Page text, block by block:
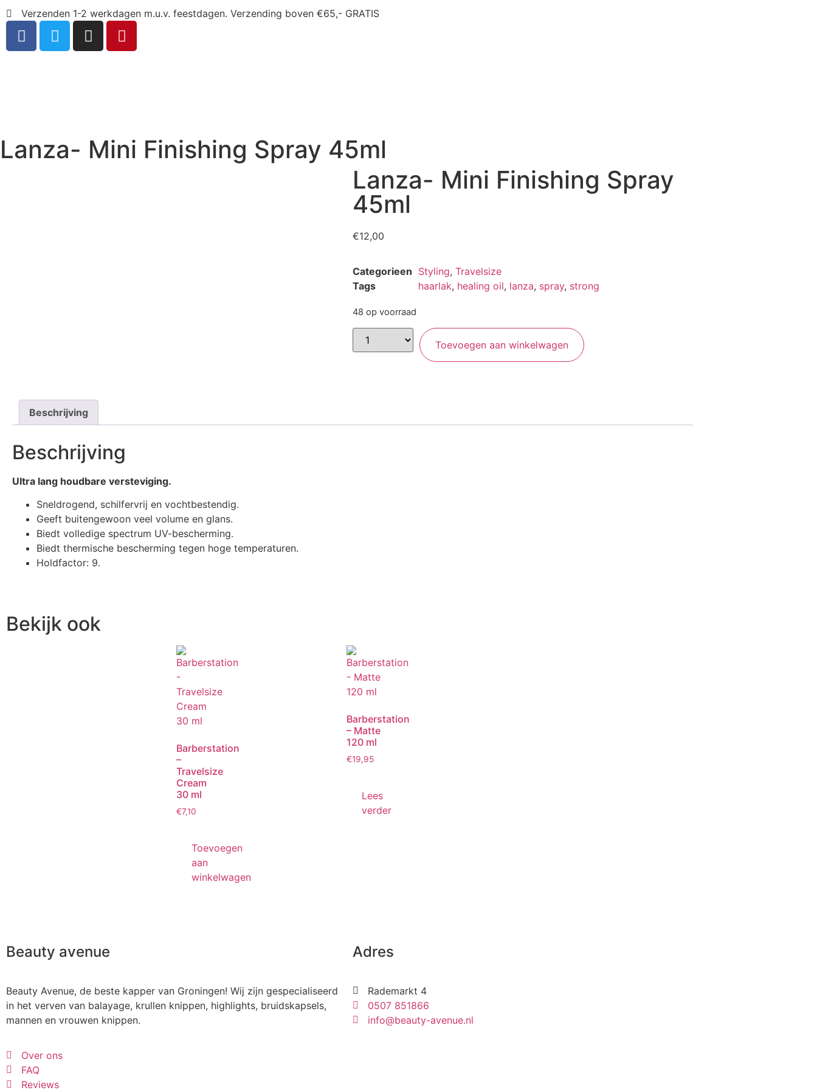
Verzenden 1-2 werkdagen m.u.v. feestdagen. Verzending boven €65,- GRATIS
Lanza- Mini Finishing Spray 45ml
Lanza- Mini Finishing Spray
45ml
€12,00
Categorieen Styling, Travelsize
Tags
haarlak, healing oil, lanza, spray, strong
48 op voorraad
Toevoegen aan winkelwagen
Beschrijving
Beschrijving
Ultra lang houdbare versteviging.
Sneldrogend, schilfervrij en vochtbestendig.
Geeft buitengewoon veel volume en glans.
Biedt volledige spectrum UV-bescherming.
Biedt thermische bescherming tegen hoge temperaturen.
Holdfactor: 9.
Bekijk ook
Barberstation
–
Travelsize
Cream
30 ml
€7,10
Toevoegen
aan
winkelwagen
Barberstation
– Matte
120 ml
€19,95
Lees
verder
Beauty avenue
Beauty Avenue, de beste kapper van Groningen! Wij zijn gespecialiseerd
in het verven van balayage, krullen knippen, highlights, bruidskapsels,
mannen en vrouwen knippen.
Over ons
FAQ
Reviews
Adres
Rademarkt 4
0507 851866
info@beauty-avenue.nl